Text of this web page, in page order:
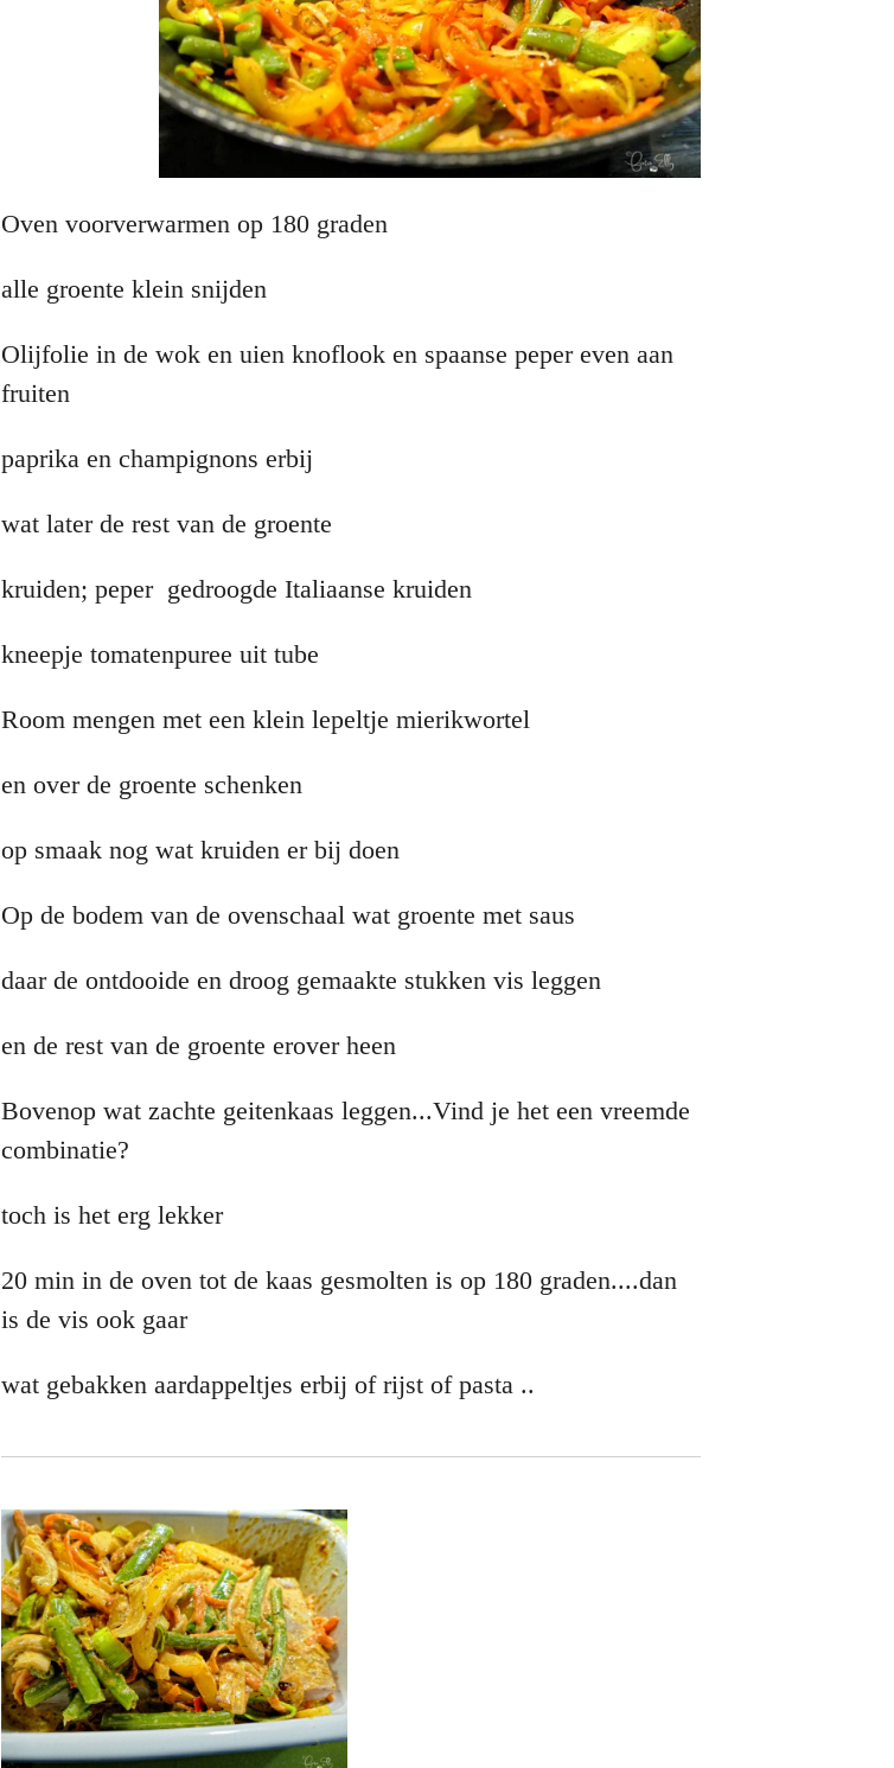
Oven voorverwarmen op 180 graden
alle groente klein snijden
Olijfolie in de wok en uien knoflook en spaanse peper even aan
fruiten
paprika en champignons erbij
wat later de rest van de groente
kruiden; peper gedroogde Italiaanse kruiden
kneepje tomatenpuree uit tube
Room mengen met een klein lepeltje mierikwortel
en over de groente schenken
op smaak nog wat kruiden er bij doen
Op de bodem van de ovenschaal wat groente met saus
daar de ontdooide en droog gemaakte stukken vis leggen
en de rest van de groente erover heen
Bovenop wat zachte geitenkaas leggen...Vind je het een vreemde
combinatie?
toch is het erg lekker
20 min in de oven tot de kaas gesmolten is op 180 graden....dan
is de vis ook gaar
wat gebakken aardappeltjes erbij of rijst of pasta ..